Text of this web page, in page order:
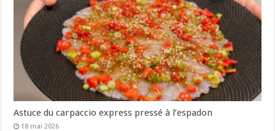
Astuce du carpaccio express pressé à l’espadon
18 mai 2026